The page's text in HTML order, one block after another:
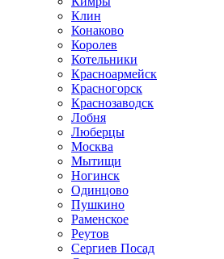
Клин
Конаково
Королев
Котельники
Красноармейск
Красногорск
Краснозаводск
Лобня
Люберцы
Москва
Мытищи
Ногинск
Одинцово
Пушкино
Раменское
Реутов
Сергиев Посад